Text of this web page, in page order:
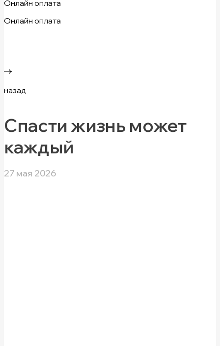
Онлайн оплата
Онлайн оплата
назад
Спасти жизнь может
каждый
27 мая 2026